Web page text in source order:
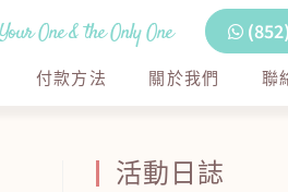
One & the Only One
付款方法 關於我們 聯
活動日誌